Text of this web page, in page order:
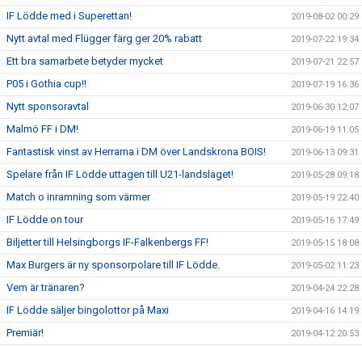
IF Lödde med i Superettan! 2019-08-02 00:29
Nytt avtal med Flügger färg ger 20% rabatt 2019-07-22 19:34
Ett bra samarbete betyder mycket 2019-07-21 22:57
P05 i Gothia cup!! 2019-07-19 16:36
Nytt sponsoravtal 2019-06-30 12:07
Malmö FF i DM! 2019-06-19 11:05
Fantastisk vinst av Herrarna i DM över Landskrona BOIS! 2019-06-13 09:31
Spelare från IF Lödde uttagen till U21-landslaget! 2019-05-28 09:18
Match o inramning som värmer 2019-05-19 22:40
IF Lödde on tour 2019-05-16 17:49
Biljetter till Helsingborgs IF-Falkenbergs FF! 2019-05-15 18:08
Max Burgers är ny sponsorpolare till IF Lödde. 2019-05-02 11:23
Vem är tränaren? 2019-04-24 22:28
IF Lödde säljer bingolottor på Maxi 2019-04-16 14:19
Premiär! 2019-04-12 20:53